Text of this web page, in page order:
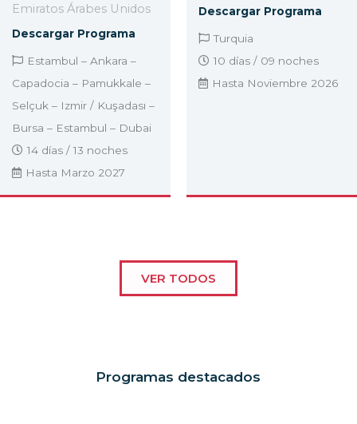
Emiratos Árabes Unidos
Descargar Programa
Estambul – Ankara –
Capadocia – Pamukkale –
Selçuk – Izmir / Kuşadası –
Bursa – Estambul – Dubai
14 días / 13 noches
Hasta Marzo 2027
Descargar Programa
Turquia
10 días / 09 noches
Hasta Noviembre 2026
VER TODOS
Programas destacados